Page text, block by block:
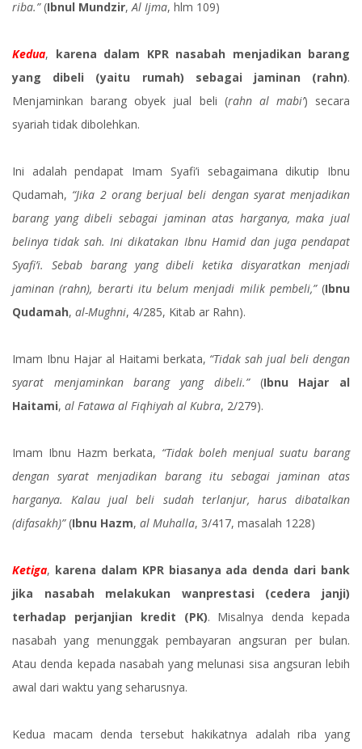
riba.”(Ibnul Mundzir,Al Ijma, hlm 109)
Kedua, karena dalam KPR nasabah menjadikan barang
yang dibeli (yaitu rumah) sebagai jaminan (rahn).
Menjaminkan barang obyek jual beli (rahn al mabi’) secara
syariah tidak dibolehkan.
Ini adalah pendapat Imam Syafi’i sebagaimana dikutip Ibnu
Qudamah, “Jika 2 orang berjual beli dengan syarat menjadikan
barang yang dibeli sebagai jaminan atas harganya, maka jual
belinya tidak sah. Ini dikatakan Ibnu Hamid dan juga pendapat
Syafi’i. Sebab barang yang dibeli ketika disyaratkan menjadi
jaminan (rahn), berarti itu belum menjadi milik pembeli,”(Ibnu
Qudamah, al-Mughni, 4/285, Kitab ar Rahn).
Imam Ibnu Hajar al Haitami berkata, “Tidak sah jual beli dengan
syarat menjaminkan barang yang dibeli.”(Ibnu Hajar al
Haitami, al Fatawa al Fiqhiyah al Kubra, 2/279).
Imam Ibnu Hazm berkata, “Tidak boleh menjual suatu barang
dengan syarat menjadikan barang itu sebagai jaminan atas
harganya. Kalau jual beli sudah terlanjur, harus dibatalkan
(difasakh)”(Ibnu Hazm, al Muhalla, 3/417, masalah 1228)
Ketiga, karena dalam KPR biasanya ada denda dari bank
jika nasabah melakukan wanprestasi (cedera janji)
terhadap perjanjian kredit (PK). Misalnya denda kepada
nasabah yang menunggak pembayaran angsuran per bulan.
Atau denda kepada nasabah yang melunasi sisa angsuran lebih
awal dari waktu yang seharusnya.
Kedua macam denda tersebut hakikatnya adalah riba yang